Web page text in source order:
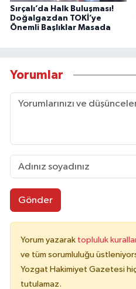
Sırçalı’da Halk Buluşması!
Doğalgazdan TOKİ’ye
Önemli Başlıklar Masada
Yorumlar
Gönder
Yorum yazarak topluluk
ve tüm sorumluluğu
Yozgat Hakimiyet Gazetesi
tutulamaz.